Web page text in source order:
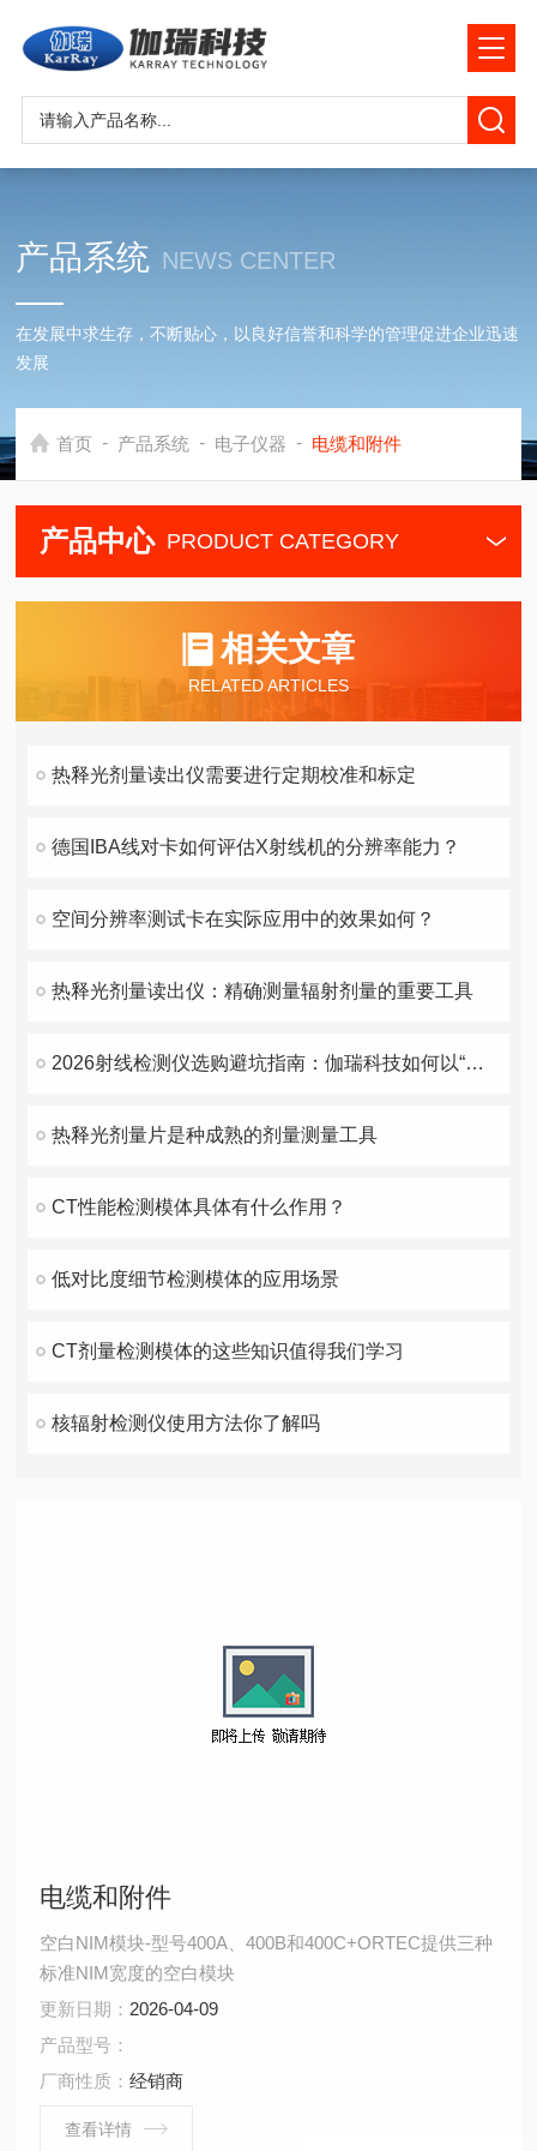
产品系统 NEWS CENTER
在发展中求生存，不断贴心，以良好信誉和科学的管理促进企业迅速
发展
首页 - 产品系统 - 电子仪器 - 电缆和附件
产品中心 PRODUCT CATEGORY
相关文章
RELATED ARTICLES
热释光剂量读出仪需要进行定期校准和标定
德国IBA线对卡如何评估X射线机的分辨率能力？
空间分辨率测试卡在实际应用中的效果如何？
热释光剂量读出仪：精确测量辐射剂量的重要工具
2026射线检测仪选购避坑指南：伽瑞科技如何以“技术+服务”破解行业痛点？
热释光剂量片是种成熟的剂量测量工具
CT性能检测模体具体有什么作用？
低对比度细节检测模体的应用场景
CT剂量检测模体的这些知识值得我们学习
核辐射检测仪使用方法你了解吗
电缆和附件
空白NIM模块-型号400A、400B和400C+ORTEC提供三种
标准NIM宽度的空白模块
更新日期： 2026-04-09
产品型号：
厂商性质：经销商
查看详情